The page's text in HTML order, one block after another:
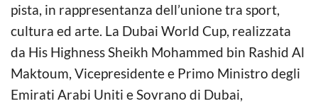
pista, in rappresentanza dell’unione tra sport,
cultura ed arte. La Dubai World Cup, realizzata
da His Highness Sheikh Mohammed bin Rashid Al
Maktoum, Vicepresidente e Primo Ministro degli
Emirati Arabi Uniti e Sovrano di Dubai,